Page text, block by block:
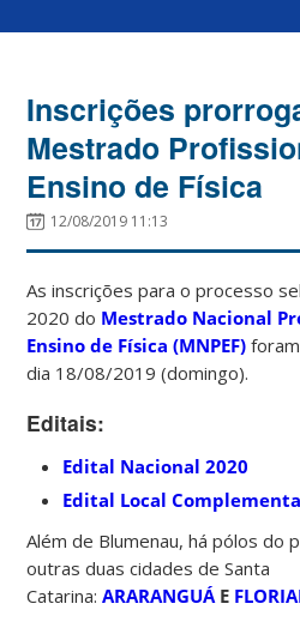
Inscrições
Mestrado
Ensino de Física
12/08/2019 11:13
As inscrições para o processo
2020 do Mestrado Nacional
Ensino de Física (MNPEF)
dia 18/08/2019 (domingo).
Editais:
Edital Nacional 2020
Edital Local
Além de Blumenau, há pólos do
outras duas cidades de Santa
Catarina:ARARANGUÁE